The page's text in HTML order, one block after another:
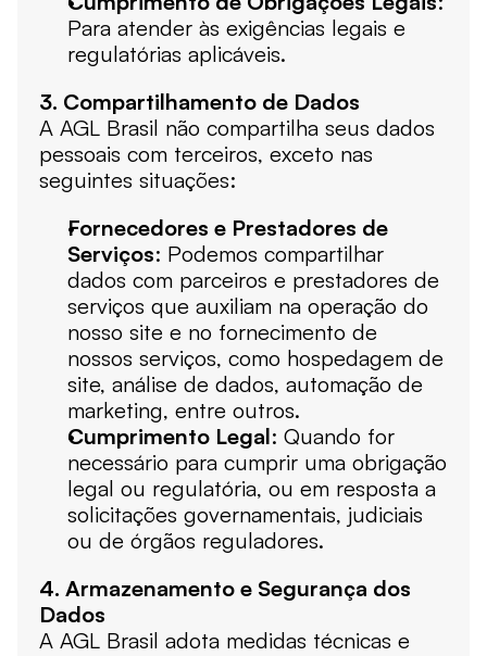
Para atender às exigências legais e
regulatórias aplicáveis.
3. Compartilhamento de Dados
A AGL Brasil não compartilha seus dados
pessoais com terceiros, exceto nas
seguintes situações:
Fornecedores e Prestadores de
Serviços: Podemos compartilhar
dados com parceiros e prestadores de
serviços que auxiliam na operação do
nosso site e no fornecimento de
nossos serviços, como hospedagem de
site, análise de dados, automação de
marketing, entre outros.
Cumprimento Legal: Quando for
necessário para cumprir uma obrigação
legal ou regulatória, ou em resposta a
solicitações governamentais, judiciais
ou de órgãos reguladores.
4. Armazenamento e Segurança dos
Dados
A AGL Brasil adota medidas técnicas e